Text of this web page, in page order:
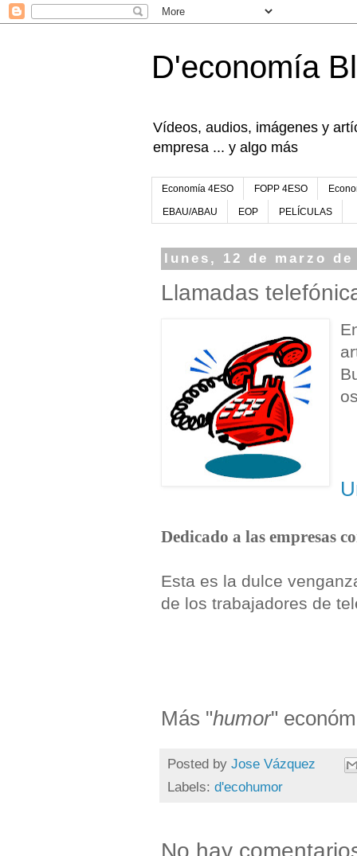
D'economía
Vídeos, audios, imágenes y
empresa ... y algo más
Economía 4ESO FOPP 4ESO
EBAU/ABAU EOP PELÍCULAS
lunes, 12 de marzo de
Llamadas
Dedicado a las empresas
Esta es la dulce
de los trabajadores de
Más "humor"
Posted by Jose Vázquez
Labels: d'ecohumor
No hay